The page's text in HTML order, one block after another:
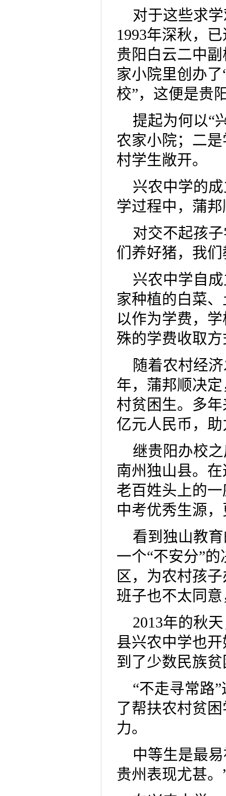
对于这些求
1993年深秋，
贵阳白云二中
家小院里创办
校”，这便是贵
提起为何以“
农家小院；二
村学生敞开。
兴农中学的
学过程中，蒲
对交不起孩
们养好猪，我们
兴农中学自
家种植的白菜
以作为学费，
殊的学费收取
随着农村经
年，蒲邦顺决
村贫困生。多
亿元人民币，
继贵阳办校
南州独山县。
老百姓头上的
中考优秀生源
看到独山教
一个“不安分”
区，为农村孩
班子也不太同
2013年的秋
县兴农中学也
到了少数民族
“不走寻常路
了帮扶农村贫
力。
中等生是最
贵州表现尤甚